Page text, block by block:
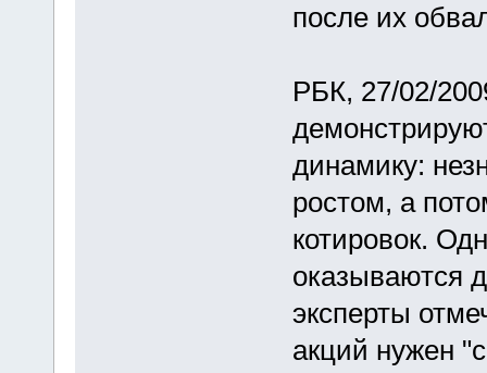
после их
РБК, 27/02/
динамику:
ростом, а
котировок.
оказываются
эксперты
акций нужен